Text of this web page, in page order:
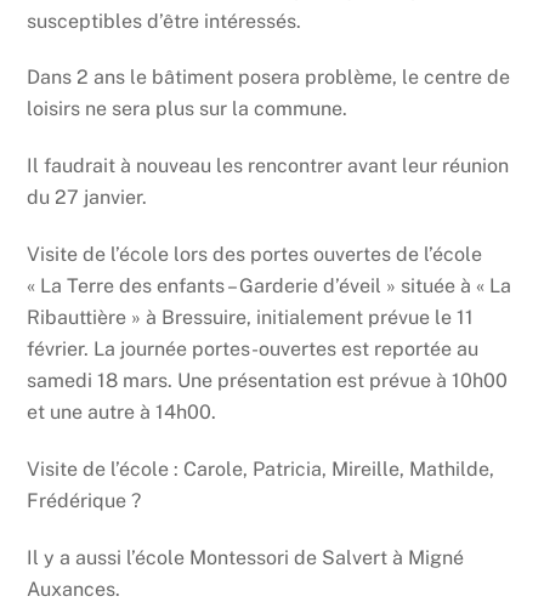
susceptibles d’être intéressés.
Dans 2 ans le bâtiment posera problème, le centre de
loisirs ne sera plus sur la commune.
Il faudrait à nouveau les rencontrer avant leur réunion
du 27 janvier.
Visite de l’école lors des portes ouvertes de l’école
« La Terre des enfants – Garderie d’éveil » située à « La
Ribauttière » à Bressuire, initialement prévue le 11
février. La journée portes-ouvertes est reportée au
samedi 18 mars. Une présentation est prévue à 10h00
et une autre à 14h00.
Visite de l’école : Carole, Patricia, Mireille, Mathilde,
Frédérique ?
Il y a aussi l’école Montessori de Salvert à Migné
Auxances.